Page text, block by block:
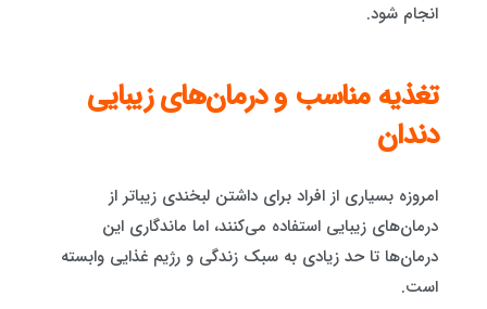
انجام شود.
تغذیه مناسب و درمان‌های زیبایی
دندان
امروزه بسیاری از افراد برای داشتن لبخندی زیباتر از
درمان‌های زیبایی استفاده می‌کنند، اما ماندگاری این
درمان‌ها تا حد زیادی به سبک زندگی و رژیم غذایی وابسته
است.